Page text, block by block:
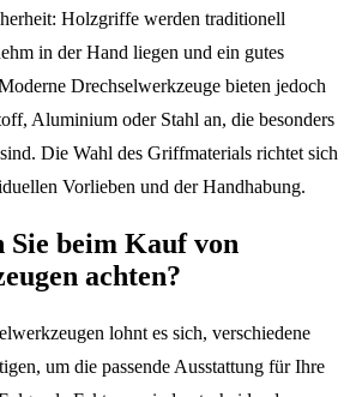
Holzgriffe werden traditionell
in der Hand liegen und ein gutes
Drechselwerkzeuge bieten jedoch
Aluminium oder Stahl an, die besonders
Die Wahl des Griffmaterials richtet sich
Vorlieben und der Handhabung.
beim Kauf von
achten?
lohnt es sich, verschiedene
um die passende Ausstattung für Ihre